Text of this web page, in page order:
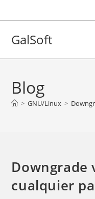
al
GalSoft
Blog
> GNU/Linux >
Downgrade
cualquier